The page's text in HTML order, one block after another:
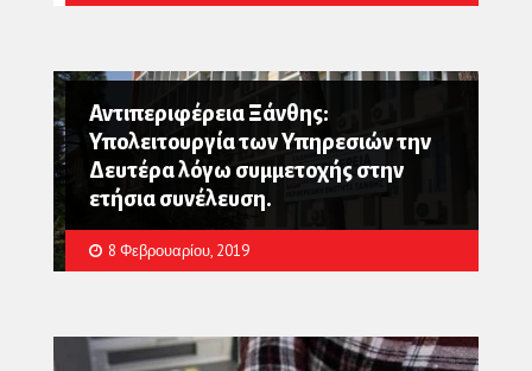
Αντιπεριφέρεια Ξάνθης:
Υπολειτουργία των Υπηρεσιών την
Δευτέρα λόγω συμμετοχής στην
ετήσια συνέλευση.
8 Φεβρουαρίου, 2019